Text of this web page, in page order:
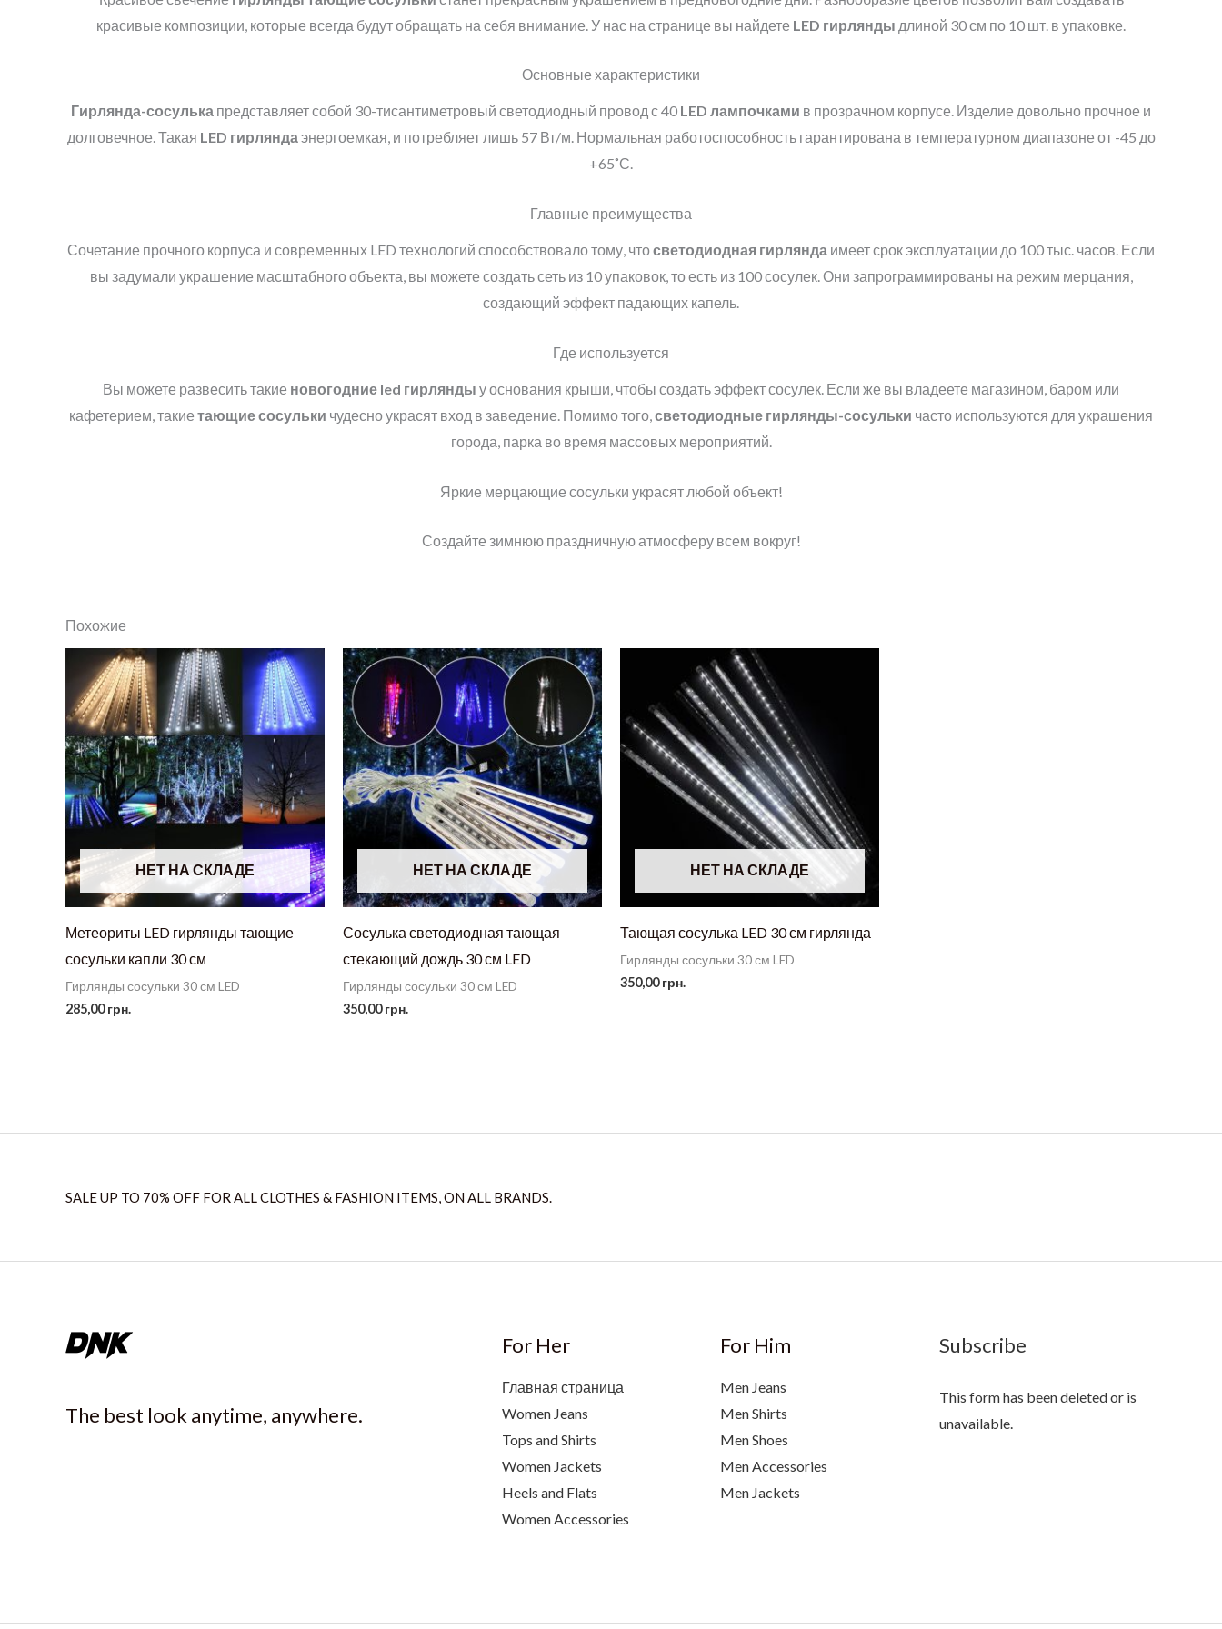
красивые композиции, которые всегда будут обращать на себя внимание. У нас на странице вы найдете LED гирлянды длиной 30 см по 10 шт. в упаковке.
Основные характеристики
Гирлянда-сосулька представляет собой 30-тисантиметровый светодиодный провод с 40 LED лампочками в прозрачном корпусе. Изделие довольно прочное и
долговечное. Такая LED гирляндаэнергоемкая, и потребляет лишь 57 Вт/м. Нормальная работоспособность гарантирована в температурном диапазоне от -45 до
+65˚С.
Главные преимущества
Сочетание прочного корпуса и современных LED технологий способствовало тому, чтосветодиодная гирлянда имеет срок эксплуатации до 100 тыс. часов. Если
вы задумали украшение масштабного объекта, вы можете создать сеть из 10 упаковок, то есть из 100 сосулек. Они запрограммированы на режим мерцания,
создающий эффект падающих капель.
Где используется
Вы можете развесить такие новогодние led гирлянды у основания крыши, чтобы создать эффект сосулек. Если же вы владеете магазином, баром или
кафетерием, такие тающие сосульки чудесно украсят вход в заведение. Помимо того,светодиодные гирлянды-сосульки часто используются для украшения
города, парка во время массовых мероприятий.
Яркие мерцающие сосульки украсят любой объект!
Создайте зимнюю праздничную атмосферу всем вокруг!
Похожие
НЕТ НА СКЛАДЕ
Метеориты LED гирлянды тающие
сосульки капли 30 см
Гирлянды сосульки 30 см LED
285,00грн.
НЕТ НА СКЛАДЕ
Сосулька светодиодная тающая
стекающий дождь 30 см LED
Гирлянды сосульки 30 см LED
350,00грн.
НЕТ НА СКЛАДЕ
Тающая сосулька LED 30 см гирлянда
Гирлянды сосульки 30 см LED
350,00грн.
SALE UP TO 70% OFF FOR ALL CLOTHES & FASHION ITEMS, ON ALL BRANDS.
The best look anytime, anywhere.
For Her
Главная страница
Women Jeans
Tops and Shirts
Women Jackets
Heels and Flats
Women Accessories
For Him
Men Jeans
Men Shirts
Men Shoes
Men Accessories
Men Jackets
Subscribe
This form has been deleted or is
unavailable.